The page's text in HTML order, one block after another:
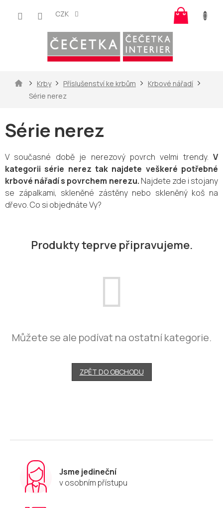
CZK
košík
DomůKrby Příslušenství ke krbům
Krbové nářadí
Série nerez
Série nerez
V současné době je nerezový povrch velmi trendy. V
kategorii série nerez tak najdete veškeré potřebné
krbové nářadí s povrchem nerezu. Najdete zde i stojany
se zápalkami, skleněné zástěny nebo skleněný koš na
dřevo. Co si objednáte Vy?
Produkty teprve připravujeme.
Můžete se ale podívat na ostatní kategorie.
ZPĚT DO OBCHODU
Jsme jedineční
v osobním přístupu